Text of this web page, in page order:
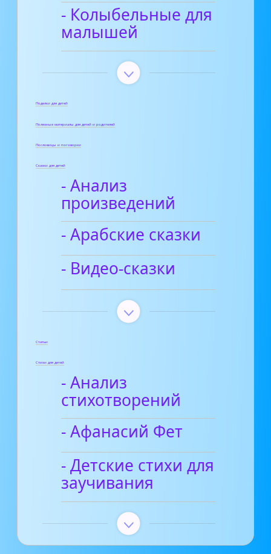
- Колыбельные для
малышей
Поделки для детей
Полезные материалы для детей и родителей
Пословицы и поговорки
Сказки для детей
- Анализ
произведений
- Арабские сказки
- Видео-сказки
Статьи
Стихи для детей
- Анализ
стихотворений
- Афанасий Фет
- Детские стихи для
заучивания